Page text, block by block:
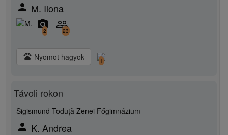
person M. Ilona
camera_alt
2
people_outline
23
pets Nyomot hagyok 1
Távoli rokon
Sigismund Toduță Zenei Főgimnázium
person K. Andrea